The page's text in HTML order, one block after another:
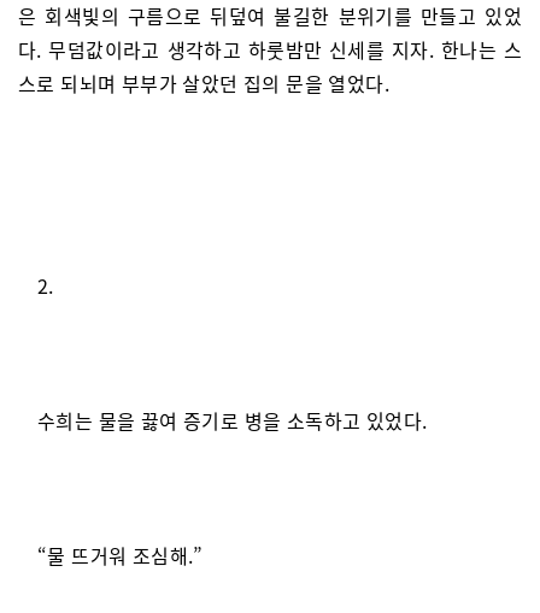
은 회색빛의 구름으로 뒤덮여 불길한 분위기를 만들고 있었
다. 무덤값이라고 생각하고 하룻밤만 신세를 지자. 한나는 스
스로 되뇌며 부부가 살았던 집의 문을 열었다.
2.
수희는 물을 끓여 증기로 병을 소독하고 있었다.
“물 뜨거워 조심해.”